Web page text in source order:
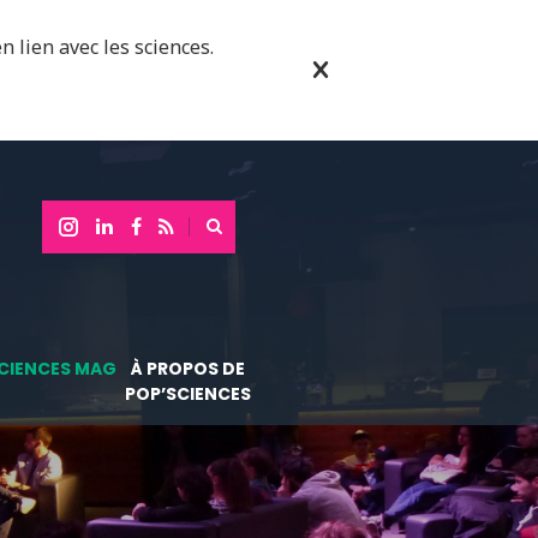
lien avec les sciences.
MAG
À PROPOS DE
POP’SCIENCES